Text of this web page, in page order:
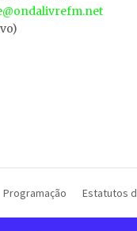
Programação Estatutos